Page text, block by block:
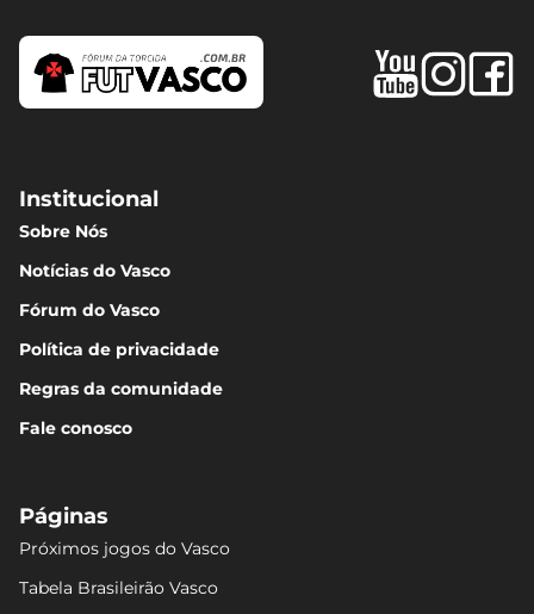
Institucional
Sobre Nós
Notícias do Vasco
Fórum do Vasco
Política de privacidade
Regras da comunidade
Fale conosco
Páginas
Próximos jogos do Vasco
Tabela Brasileirão Vasco